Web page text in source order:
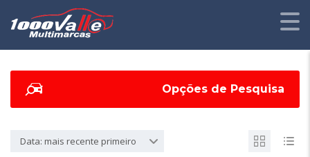
Opções de Pesquisa
Data: mais recente primeiro